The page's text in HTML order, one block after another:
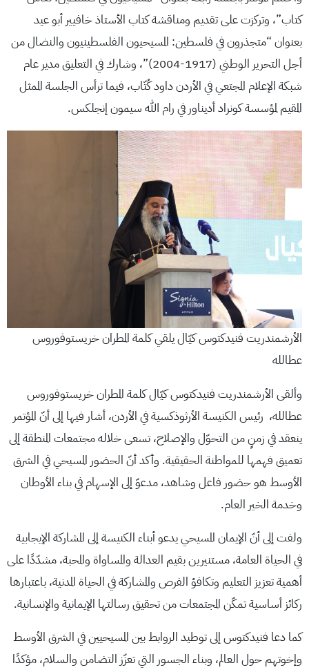
كتاب”، وتركزت على تقديم ومناقشة كتاب الأستاذ خافيير أبو عيد
بعنوان “متجذرون في فلسطين: المسيحيون الفلسطينيون والنضال من
أجل التحرير الوطني (1917-2004)”، وشارك في التعليق مدير عام
شبكة الإعلام المجتعي في الأردن داود كُتّاب، فيما ترأس الجلسة الممثل
المقيم لمؤسسة كونراد أديناور في رام الله سيمون إنجلكس.
الأرشمندريت فنيدكتوس كيّال يلقي كلمة المطران خريستوفوروس
عطالله
وألقى الأرشمندريت فنيدكتوس كيّال كلمة المطران خريستوفوروس
عطالله، رئيس الكنيسة الأرثوذكسية في الأردن، أشار فيها إلى أنّ المؤتمر
ينعقد في زمنٍ من التحوّل والإصلاح، تسعى خلاله مجتمعات المنطقة إلى
تعميق فهمها للمواطنة الحقيقية. وأكد أنّ الحضور المسيحي في الشرق
الأوسط هو حضور فاعل وشاهد، مدعوّ إلى الإسهام في بناء الأوطان
وخدمة الخير العام.
ولفت إلى أنّ الإيمان المسيحي يدعو أبناء الكنيسة إلى المشاركة الإيجابية
في الحياة العامة، مستنيرين بقيم العدالة والمساواة والمحبة، مشدّدًا على
أهمية تعزيز التعليم وتكافؤ الفرص والمشاركة في الحياة المدنية، باعتبارها
ركائز أساسية تمكّن المجتمعات من تحقيق رسالتها الإيمانية والإنسانية.
كما دعا فنيدكتوس إلى توطيد الروابط بين المسيحيين في الشرق الأوسط
وإخوتهم حول العالم، وبناء الجسور التي تعزّز التضامن والسلام، مؤكدًا